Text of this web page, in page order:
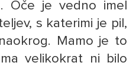
Oče je vedno imel
s katerimi je pil,
Mamo je to
velikokrat ni bilo